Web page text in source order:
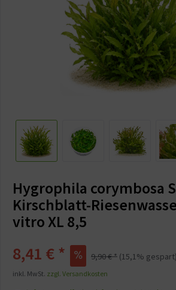
Hygrophila corymbosa
Kirschblatt-
vitro XL 8,5
8,41 €* 9,90 €* (15,1% gespart)
inkl. MwSt. zzgl. Versandkosten